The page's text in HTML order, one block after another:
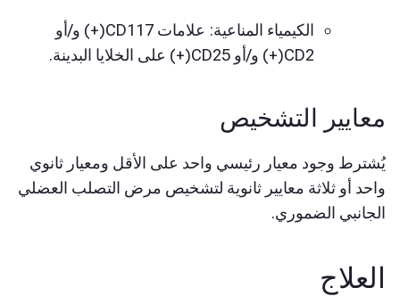
الكيمياء المناعية: علامات CD117(+) و/أو
CD2(+) و/أو CD25(+) على الخلايا البدينة.
معايير التشخيص
يُشترط وجود معيار رئيسي واحد على الأقل ومعيار ثانوي
واحد أو ثلاثة معايير ثانوية لتشخيص مرض التصلب العضلي
الجانبي الضموري.
العلاج